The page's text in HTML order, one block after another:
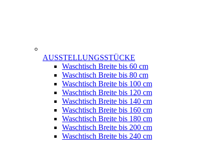
AUSSTELLUNGSSTÜCKE
Waschtisch Breite bis 60 cm
Waschtisch Breite bis 80 cm
Waschtisch Breite bis 100 cm
Waschtisch Breite bis 120 cm
Waschtisch Breite bis 140 cm
Waschtisch Breite bis 160 cm
Waschtisch Breite bis 180 cm
Waschtisch Breite bis 200 cm
Waschtisch Breite bis 240 cm